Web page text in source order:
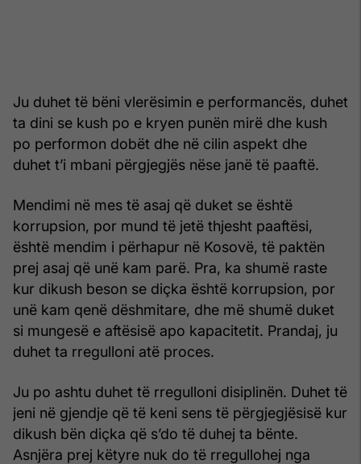
Ju duhet të bëni vlerësimin e performancës, duhet
ta dini se kush po e kryen punën mirë dhe kush
po performon dobët dhe në cilin aspekt dhe
duhet t’i mbani përgjegjës nëse janë të paaftë.
Mendimi në mes të asaj që duket se është
korrupsion, por mund të jetë thjesht paaftësi,
është mendim i përhapur në Kosovë, të paktën
prej asaj që unë kam parë. Pra, ka shumë raste
kur dikush beson se diçka është korrupsion, por
unë kam qenë dëshmitare, dhe më shumë duket
si mungesë e aftësisë apo kapacitetit. Prandaj, ju
duhet ta rregulloni atë proces.
Ju po ashtu duhet të rregulloni disiplinën. Duhet të
jeni në gjendje që të keni sens të përgjegjësisë kur
dikush bën diçka që s’do të duhej ta bënte.
Asnjëra prej këtyre nuk do të rregullohej nga